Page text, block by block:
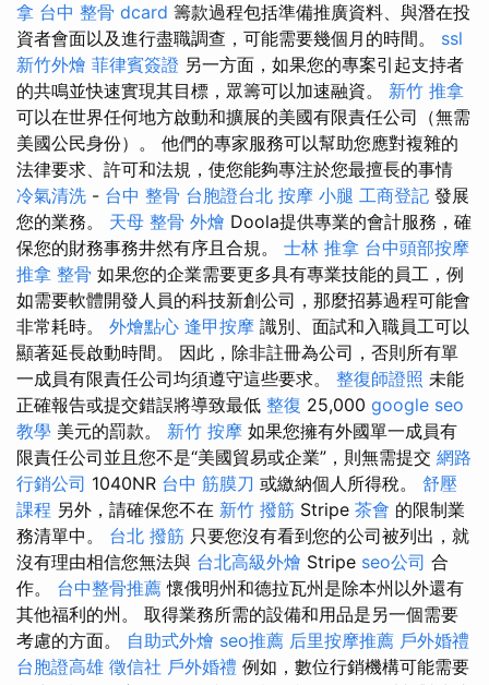
拿 台中 整骨 dcard 籌款過程包括準備推廣資料、與潛在投
資者會面以及進行盡職調查，可能需要幾個月的時間。 ssl
新竹外燴 菲律賓簽證 另一方面，如果您的專案引起支持者
的共鳴並快速實現其目標，眾籌可以加速融資。 新竹 推拿
可以在世界任何地方啟動和擴展的美國有限責任公司（無需
美國公民身份）。 他們的專家服務可以幫助您應對複雜的
法律要求、許可和法規，使您能夠專注於您最擅長的事情
冷氣清洗 - 台中 整骨 台胞證台北 按摩 小腿 工商登記 發展
您的業務。 天母 整骨 外燴 Doola提供專業的會計服務，確
保您的財務事務井然有序且合規。 士林 推拿 台中頭部按摩
推拿 整骨 如果您的企業需要更多具有專業技能的員工，例
如需要軟體開發人員的科技新創公司，那麼招募過程可能會
非常耗時。 外燴點心 逢甲按摩 識別、面試和入職員工可以
顯著延長啟動時間。 因此，除非註冊為公司，否則所有單
一成員有限責任公司均須遵守這些要求。 整復師證照 未能
正確報告或提交錯誤將導致最低 整復 25,000 google seo
教學 美元的罰款。 新竹 按摩 如果您擁有外國單一成員有
限責任公司並且您不是“美國貿易或企業”，則無需提交 網路
行銷公司 1040NR 台中 筋膜刀 或繳納個人所得稅。 舒壓
課程 另外，請確保您不在 新竹 撥筋 Stripe 茶會 的限制業
務清單中。 台北 撥筋 只要您沒有看到您的公司被列出，就
沒有理由相信您無法與 台北高級外燴 Stripe seo公司 合
作。 台中整骨推薦 懷俄明州和德拉瓦州是除本州以外還有
其他福利的州。 取得業務所需的設備和用品是另一個需要
考慮的方面。 自助式外燴 seo推薦 后里按摩推薦 戶外婚禮
台胞證高雄 徵信社 戶外婚禮 例如，數位行銷機構可能需要